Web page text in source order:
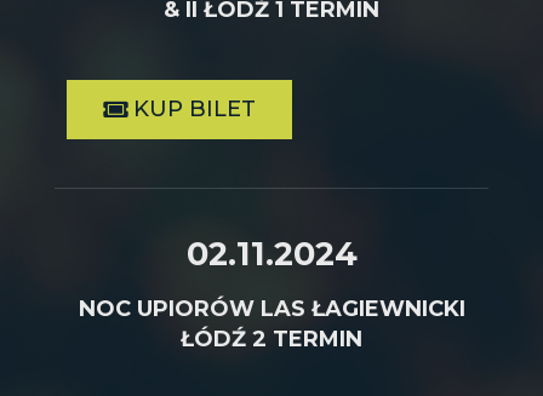
& II ŁÓDŹ 1 TERMIN
KUP BILET
02.11.2024
NOC UPIORÓW LAS ŁAGIEWNICKI
ŁÓDŹ 2 TERMIN